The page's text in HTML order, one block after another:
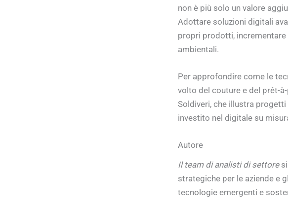
non è più solo un valore
Adottare soluzioni digitali
propri prodotti,
ambientali.
Per approfondire come le
volto del couture e del prêt-
Soldiveri, che illustra
investito nel digitale su
Autore
Il team di analisti di settoresi
strategiche per le aziende e
tecnologie emergenti e